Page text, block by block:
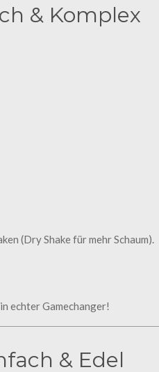
& Komplex
(Dry Shake für mehr Schaum).
echter Gamechanger!
& Edel